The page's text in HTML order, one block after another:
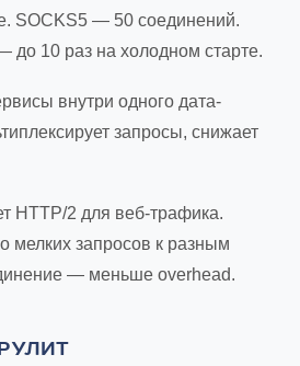
SOCKS5 — 50 соединений.
до 10 раз на холодном старте.
внутри одного дата-
запросы, снижает
HTTP/2 для веб-трафика.
мелких запросов к разным
— меньше overhead.